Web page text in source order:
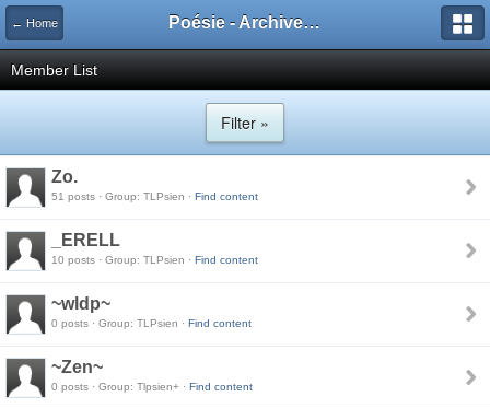
← Home Poésie - Archives de Toute La Poésie - 2005 - 2006
Member List
Filter »
Zo.
51 posts · Group: TLPsien · Find content
_ERELL
10 posts · Group: TLPsien · Find content
~wldp~
0 posts · Group: TLPsien · Find content
~Zen~
0 posts · Group: Tlpsien+ · Find content